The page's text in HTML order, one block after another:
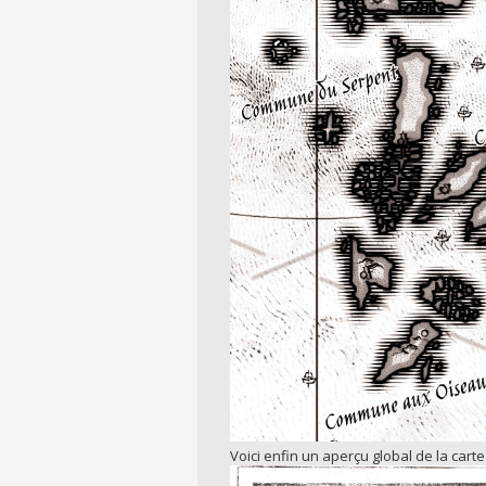
Voici enfin un aperçu global de la